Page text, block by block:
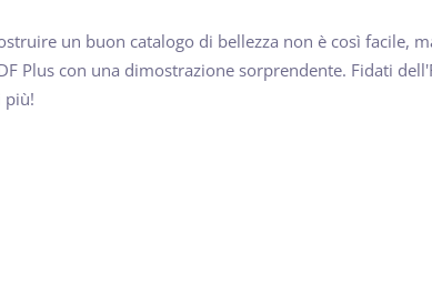
un buon catalogo di bellezza non è così facile,
Plus con una dimostrazione sorprendente. Fidati
più!